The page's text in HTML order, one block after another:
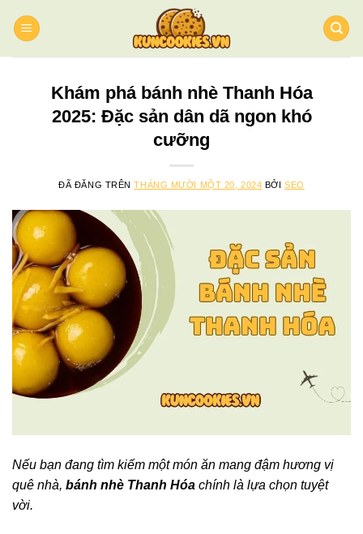
đến
Khám phá bánh nhè Thanh Hóa
2025: Đặc sản dân dã ngon khó
cưỡng
ĐÃ ĐĂNG TRÊNTHÁNG MƯỜI MỘT 20, 2024 BỞISEO
Nếu bạn đang tìm kiếm một món ăn mang đậm hương vị
quê nhà, bánh nhè Thanh Hóa chính là lựa chọn tuyệt
vời.